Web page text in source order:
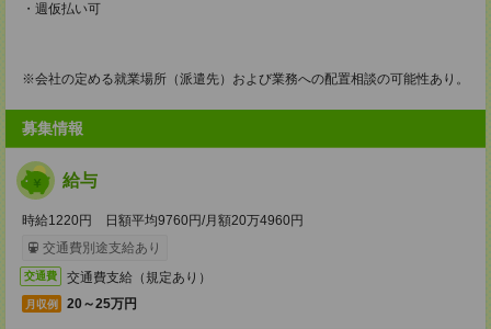
・週仮払い可
※会社の定める就業場所（派遣先）および業務への配置相談の可能性あり。
募集情報
給与
時給1220円 日額平均9760円/月額20万4960円
交通費別途支給あり
交通費 交通費支給（規定あり）
月収例 20～25万円